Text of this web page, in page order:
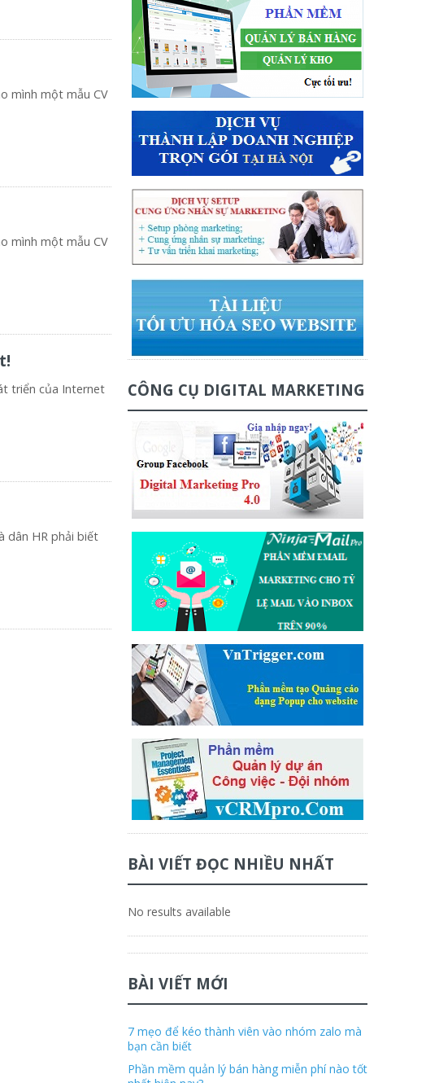
mình một mẫu CV
mình một mẫu CV
triển của Internet
dân HR phải biết
CÔNG CỤ DIGITAL MARKETING
BÀI VIẾT ĐỌC NHIỀU NHẤT
No results available
BÀI VIẾT MỚI
7 mẹo để kéo thành viên vào nhóm zalo mà
bạn cần biết
Phần mềm quản lý bán hàng miễn phí nào tốt